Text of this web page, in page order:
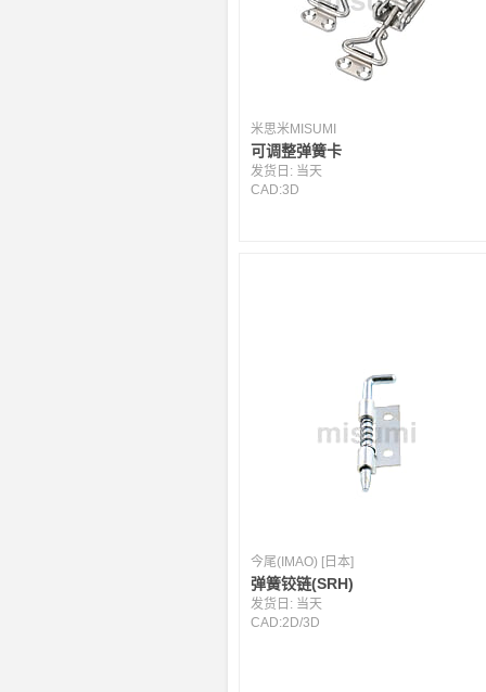
米思米MISUMI
可调整弹簧卡
发货日: 当天
CAD:3D
今尾(IMAO) [日本]
弹簧铰链(SRH)
发货日: 当天
CAD:2D/3D